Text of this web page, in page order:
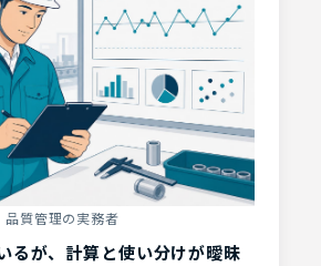
品質管理の実務者
るが、計算と使い分けが曖昧